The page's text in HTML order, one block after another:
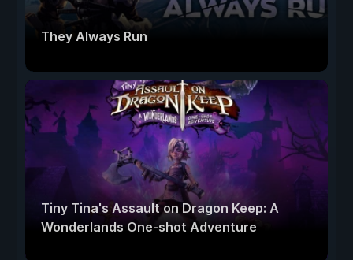
They Always Run
Tiny Tina's Assault on Dragon Keep: A
Wonderlands One-shot Adventure